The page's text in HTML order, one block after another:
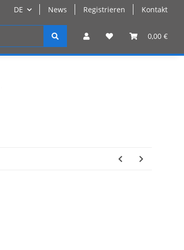
DE News Registrieren Kontakt
0,00 €